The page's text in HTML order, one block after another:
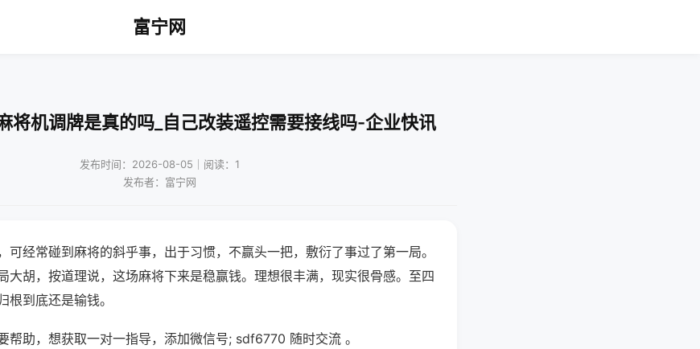
富宁网
将机调牌是真的吗_自己改装遥控需要接线吗-企业快讯
发布时间：2026-08-05｜阅读：1
发布者：富宁网
可经常碰到麻将的斜乎事，出于习惯，不赢头一把，敷衍了事过了第一局。
大胡，按道理说，这场麻将下来是稳赢钱。理想很丰满，现实很骨感。至四
根到底还是输钱。
帮助，想获取一对一指导，添加微信号; sdf6770 随时交流 。